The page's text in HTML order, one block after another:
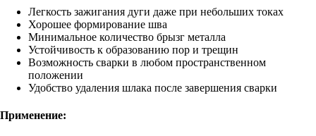
Легкость зажигания дуги даже при небольших токах
Хорошее формирование шва
Минимальное количество брызг металла
Устойчивость к образованию пор и трещин
Возможность сварки в любом пространственном
положении
Удобство удаления шлака после завершения сварки
Применение: